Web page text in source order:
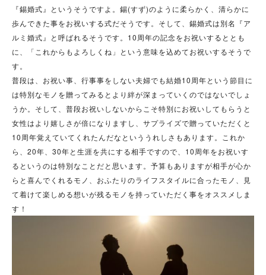
『錫婚式』というそうですよ。錫(すず)のように柔らかく、清らかに
歩んできた事をお祝いする式だそうです。そして、錫婚式は別名『ア
ルミ婚式』と呼ばれるそうです。10周年の記念をお祝いするととも
に、「これからもよろしくね」という意味を込めてお祝いするそうで
す。
普段は、お祝い事、行事事をしない夫婦でも結婚10周年という節目に
は特別なモノを贈ってみるとより絆が深まっていくのではないでしょ
うか。そして、普段お祝いしないからこそ特別にお祝いしてもらうと
女性はより嬉しさが倍になりますし、サプライズで贈っていただくと
10周年覚えていてくれたんだなといううれしさもあります。これか
ら、20年、30年と生涯を共にする相手ですので、10周年をお祝いす
るというのは特別なことだと思います。予算もありますが相手が心か
らと喜んでくれるモノ、おふたりのライフスタイルに合ったモノ、見
て着けて楽しめる想いが残るモノを持っていただく事をオススメしま
す！